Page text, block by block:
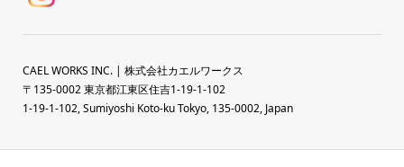
CAEL WORKS INC. | 株式会社カエルワークス
〒135-0002 東京都江東区住吉1-19-1-102
1-19-1-102, Sumiyoshi Koto-ku Tokyo, 135-0002, Japan